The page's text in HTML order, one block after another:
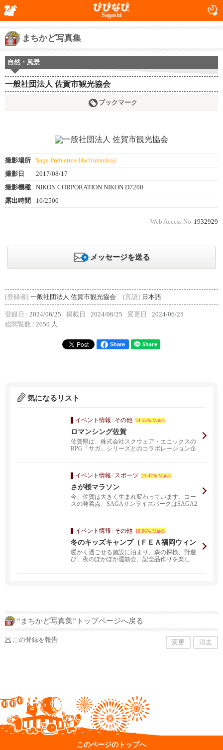
Sagashi
まちかど写真集
自然・風景
一般社団法人 佐賀市観光協会
ブックマーク
撮影場所
Saga Prefecture Hachimankoji
撮影日
2017/08/17
撮影機種
NIKON CORPORATION NIKON D7200
露出時間
10/2500
Web Access No. 1932929
メッセージを送る
[登録者] 一般社団法人 佐賀市観光協会 [言語] 日本語
登録日 : 2024/06/25 掲載日 : 2024/06/25 変更日 : 2024/06/25
総閲覧数 : 2050 人
Share
気になるリスト
イベント情報 / その他 24.55% Match
ロマンシング佐賀
佐賀県は、株式会社スクウェア・エニックスの
RPG「サガ」シリーズとのコラボレーション企
イベント情報 / スポーツ 23.47% Match
さが桜マラソン
今、佐賀は大きく生まれ変わっています。コー
スの発着点、SAGAサンライズパークはSAGA2
イベント情報 / その他 18.86% Match
冬のキッズキャンプ（ＦＥＡ福岡ウィン
ターキャンプ２０２１）
暖かく過ごせる施設に泊まり、森の探検、野遊
び、夜のぽかぽか運動会、記念品作りを楽し
“まちかど写真集”トップページへ戻る
この登録を報告 変更 消去
このページのトップへ